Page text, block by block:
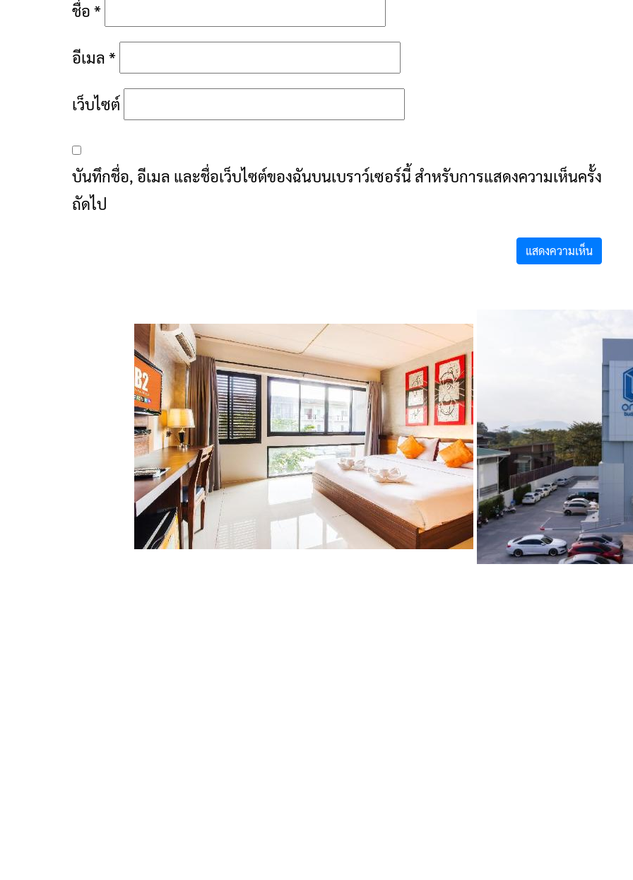
ชื่อ *
อีเมล *
เว็บไซต์
บันทึกชื่อ, อีเมล และชื่อเว็บไซต์ของฉันบนเบราว์เซอร์นี้ สำหรับการแสดงความเห็นครั้ง
ถัดไป